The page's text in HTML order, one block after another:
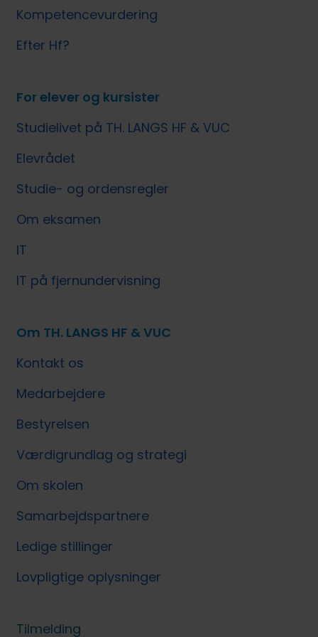
Kompetencevurdering
Efter Hf?
For elever og kursister
Studielivet på TH. LANGS HF & VUC
Elevrådet
Studie- og ordensregler
Om eksamen
IT
IT på fjernundervisning
Om TH. LANGS HF & VUC
Kontakt os
Medarbejdere
Bestyrelsen
Værdigrundlag og strategi
Om skolen
Samarbejdspartnere
Ledige stillinger
Lovpligtige oplysninger
Tilmelding